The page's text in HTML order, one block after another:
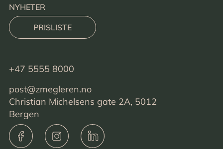
NYHETER
PRISLISTE
+47 5555 8000
post@zmegleren.no
Christian Michelsens gate 2A, 5012
Bergen